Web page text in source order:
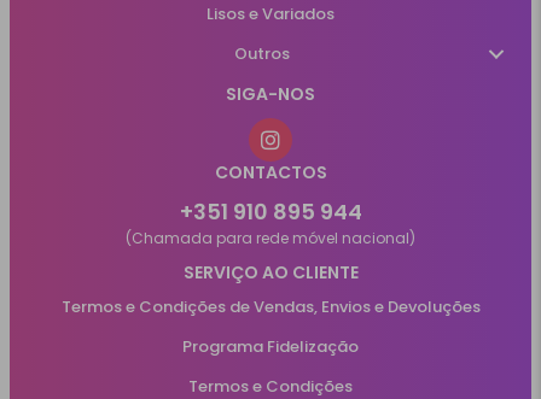
Lisos e Variados
Outros
SIGA-NOS
CONTACTOS
+351 910 895 944
(Chamada para rede móvel nacional)
SERVIÇO AO CLIENTE
Termos e Condições de Vendas, Envios e Devoluções
Programa Fidelização
Termos e Condições